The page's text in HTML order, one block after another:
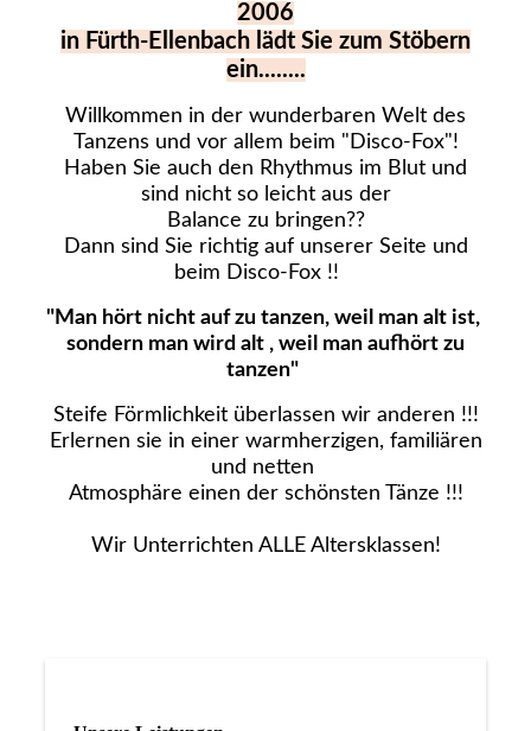
2006
in Fürth-Ellenbach lädt Sie zum Stöbern
ein........
Willkommen in der wunderbaren Welt des
Tanzens und vor allem beim "Disco-Fox"!
Haben Sie auch den Rhythmus im Blut und
sind nicht so leicht aus der
Balance zu bringen??
Dann sind Sie richtig auf unserer Seite und
beim Disco-Fox !!
"Man hört nicht auf zu tanzen, weil man alt ist,
sondern man wird alt , weil man aufhört zu
tanzen"
Steife Förmlichkeit überlassen wir anderen !!!
Erlernen sie in einer warmherzigen, familiären
und netten
Atmosphäre einen der schönsten Tänze !!!
Wir Unterrichten ALLE Altersklassen!